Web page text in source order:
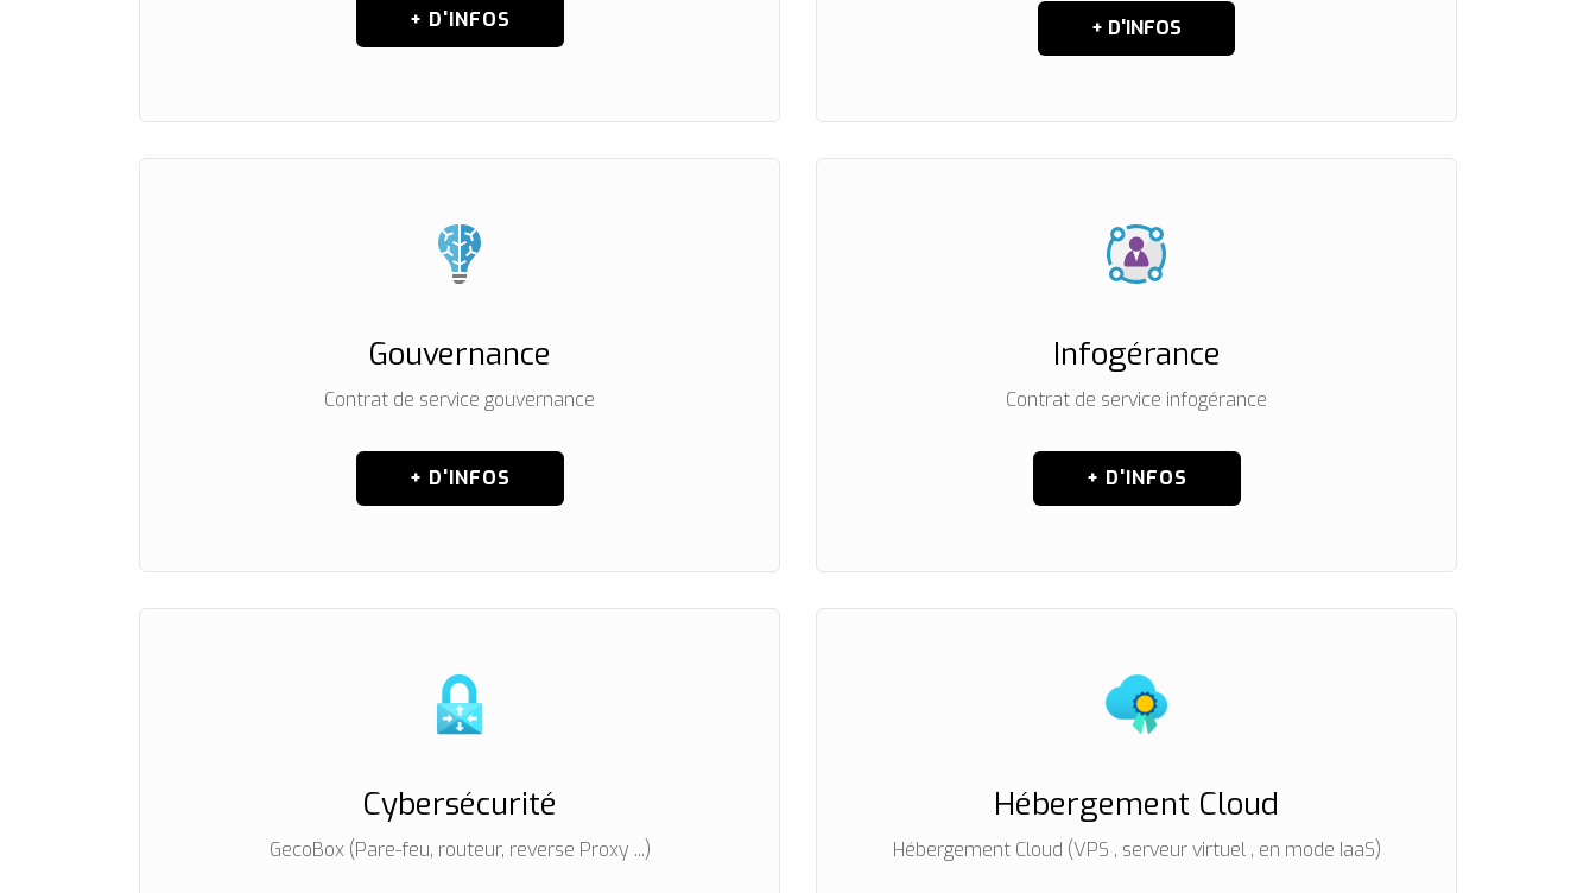
+ D'INFOS + D'INFOS
Gouvernance
Contrat de service gouvernance
+ D'INFOS
Infogérance
Contrat de service infogérance
+ D'INFOS
Cybersécurité
GecoBox (Pare-feu, routeur, reverse Proxy ...)
Hébergement Cloud
Hébergement Cloud (VPS , serveur virtuel , en mode IaaS)